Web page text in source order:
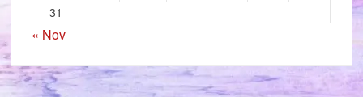
31
« Nov